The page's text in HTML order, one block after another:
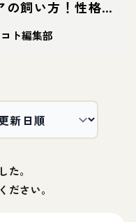
の飼い方！性格や
、しつけなどを解
ト編集部
。
さい。